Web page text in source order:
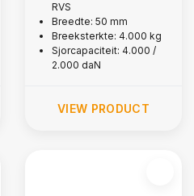
kgRVS
Breedte: 50 mm
Breeksterkte: 4.000 kg
Sjorcapaciteit: 4.000 /
2.000 daN
VIEW PRODUCT